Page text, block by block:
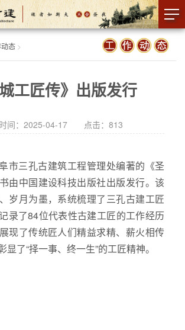
态 >
城工匠传》出版发行
间：2025-04-17 点击： 813
市三孔古建筑工程管理处编著的《圣
由中国建设科技出版社出版发行。该
岁月为墨，系统梳理了三孔古建工匠
录了84位代表性古建工匠的工作经历
现了传统匠人们精益求精、薪火相传
显了“择一事、终一生”的工匠精神。